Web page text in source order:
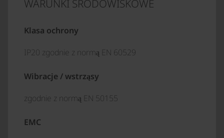
WARUNKI ŚRODOWISKOWE
Klasa ochrony
IP20 zgodnie z normą EN 60529
Wibracje / wstrząsy
zgodnie z normą EN 50155
EMC